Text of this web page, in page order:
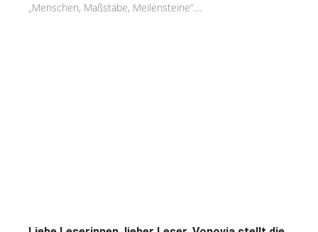
„Menschen, Maßstäbe, Meilensteine“....